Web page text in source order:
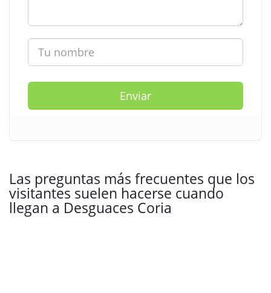
Enviar
Las preguntas más frecuentes que los
visitantes suelen hacerse cuando
llegan a Desguaces Coria